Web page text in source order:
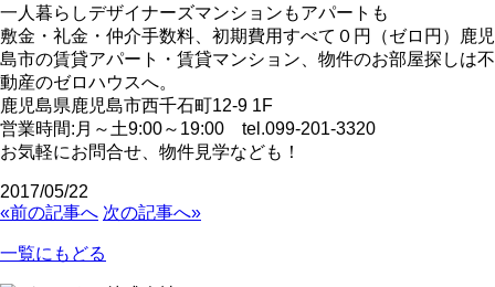
一人暮らしデザイナーズマンションもアパートも
敷金・礼金・仲介手数料、初期費用すべて０円（ゼロ円）鹿児
島市の賃貸アパート・賃貸マンション、物件のお部屋探しは不
動産のゼロハウスへ。
鹿児島県鹿児島市西千石町12-9 1F
営業時間:月～土9:00～19:00 tel.099-201-3320
お気軽にお問合せ、物件見学なども！
2017/05/22
«前の記事へ 次の記事へ»
一覧にもどる